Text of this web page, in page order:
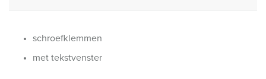
schroefklemmen
met tekstvenster